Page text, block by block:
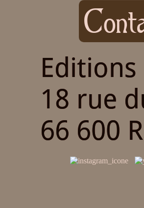
Editions
18 rue
66 600